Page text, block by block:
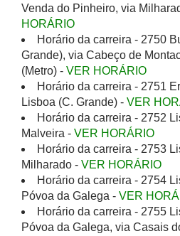
Venda do Pinheiro, via
HORÁRIO
Horário da carreira - 2750
Grande), via Cabeço de
(Metro) - VER HORÁRIO
Horário da carreira - 2751
Lisboa (C. Grande) - VER
Horário da carreira - 2752
Malveira - VER HORÁRIO
Horário da carreira - 2753
Milharado - VER HORÁRIO
Horário da carreira - 2754
Póvoa da Galega - VER
Horário da carreira - 2755
Póvoa da Galega, via Casais